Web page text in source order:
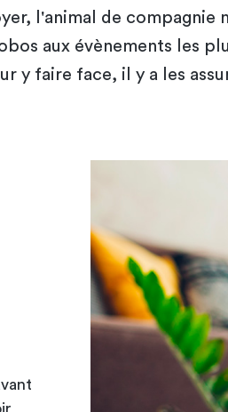
l'animal de compagnie
aux évènements les
y faire face, il y a les